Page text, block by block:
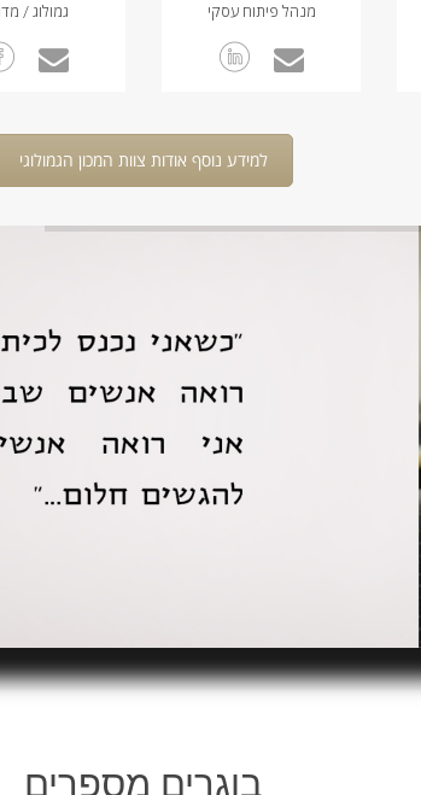
גמולוג / מנהל פיתוח עסקי
למידע נוסף אודות צוות המכון הגמולוגי
בוגרים מספרים